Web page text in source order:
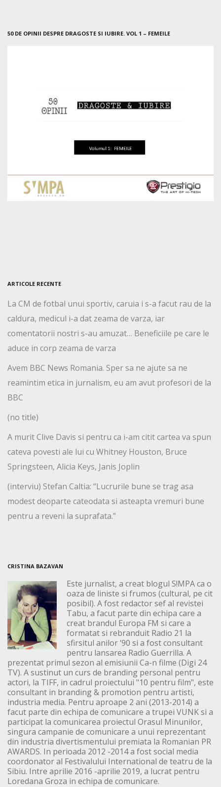
50 DE OPINII DESPRE DRAGOSTE SI IUBIRE. VOL 1 – FEMEILE
ARTICOLE RECENTE
La CM de fotbal unui sportiv, caruia i s-a facut rau de la
caldura, medicul i-a dat zeama de varza, iar
comentatorii nostri s-au amuzat… Beneficiile pe care le
aduce in corp zeama de varza
Avem BBC News Romania. Sper sa ne ajute sa ne
reamintim etica in jurnalism, eu am avut profesori de la
BBC
(no title)
A murit Clive Davis si pentru ca i-am citit cartea va spun
cateva povesti ale lui cu Whitney Houston, Bruce
Springsteen, Alicia Keys, Janis Joplin
(interviu) Stefan Caltia: “Lucrurile bune se trag asa
modest deoparte cateodata si asteapta vremuri bune
pentru a reveni la suprafata.”
CRISTINA BAZAVAN
Este jurnalist, a creat blogul S!MPA ca o
oaza de liniste si frumos (cultural, pe cit
posibil). A fost redactor sef al revistei
Tabu, a facut parte din echipa care a
creat brandul Europa FM si care a
formatat si rebranduit Radio 21 la
sfirsitul anilor ‘90 si a fost consultant
pentru lansarea Radio Guerrilla. A
prezentat primul sezon al emisiunii Ca-n filme (Digi 24
TV). A sustinut un curs de branding personal pentru
actori, la TIFF, in cadrul proiectului "10 pentru film", este
consultant in branding & promotion pentru artisti,
industria media. Pentru aproape 2 ani (2013-2014) a
facut parte din echipa de comunicare a trupei VUNK si a
participat la comunicarea proiectul Orasul Minunilor,
singura campanie de comunicare a unui reprezentant
din industria divertismentului premiata la Romanian PR
AWARDS. In perioada 2012 -2014 a fost social media
coordonator al Festivalului International de teatru de la
Sibiu. Intre aprilie 2016 -aprilie 2019, a lucrat pentru
Loredana Groza in echipa de comunicare.